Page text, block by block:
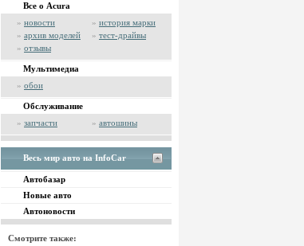
Все о Acura
» новости » история марки
» архив моделей » тест-драйвы
» отзывы
Мультимедиа
» обои
Обслуживание
» запчасти » автошины
Весь мир авто на InfoCar
Автобазар
Новые авто
Автоновости
Смотрите также: